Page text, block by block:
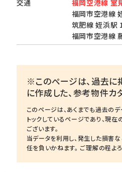
交通
福岡空港線 室
福岡市空港線
筑肥線 姪浜駅
福岡市空港線
※このページは、過去
に作成した、参考物件カ
このページは、あくまでも過去の
トックしているページであり、現
ございます。
当データを利用し、発生した損害
任を負いかねます。 ご理解の程よろ